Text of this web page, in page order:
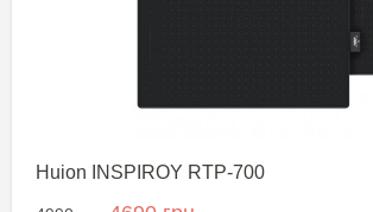
Huion INSPIROY RTP-700